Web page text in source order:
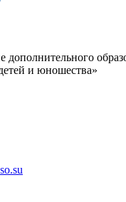
дополнительного
и юношества»